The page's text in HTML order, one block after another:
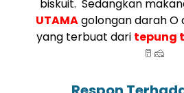
biskuit. Sedangkan
UTAMAgolongan darah O
yang terbuat dari tepung
🥛🧀